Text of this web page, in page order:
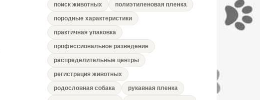
поиск животных
полиэтиленовая пленка
породные характеристики
практичная упаковка
профессиональное разведение
распределительные центры
регистрация животных
родословная собака
рукавная пленка